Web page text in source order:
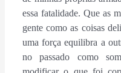
essa fatalidade. Que as
gente como as coisas
uma força equilibra a
no passado como